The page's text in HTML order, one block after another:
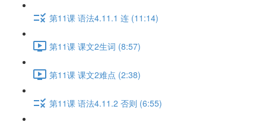
第11课 语法4.11.1 连 (11:14)
第11课 课文2生词 (8:57)
第11课 课文2难点 (2:38)
第11课 语法4.11.2 否则 (6:55)